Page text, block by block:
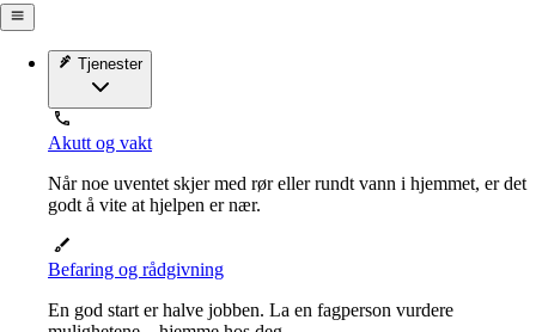
Tjenester
Akutt og vakt
Når noe uventet skjer med rør eller rundt vann i hjemmet, er det
godt å vite at hjelpen er nær.
Befaring og rådgivning
En god start er halve jobben. La en fagperson vurdere